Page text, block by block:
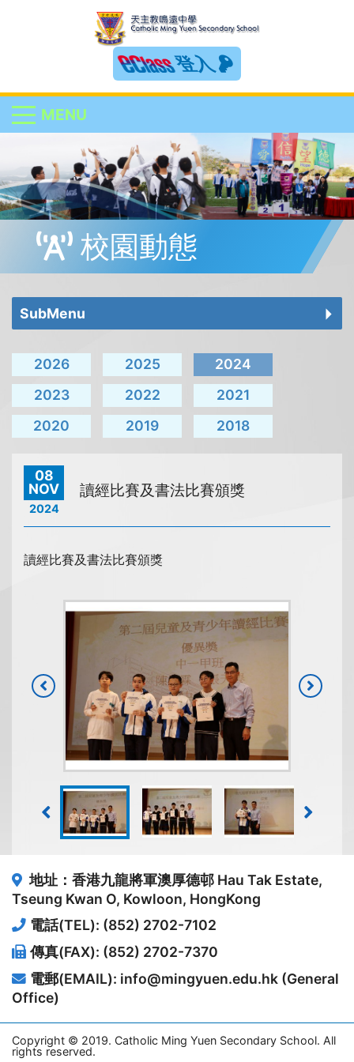
登入
MENU
校園動態
SubMenu
2026 2025
2024
2023
2022
2021
2020
2019 2018
08
NOV
2024
讀經比賽及書法比賽頒獎
讀經比賽及書法比賽頒獎
地址：香港九龍將軍澳厚德邨 Hau Tak Estate,
Tseung Kwan O, Kowloon, HongKong
電話(TEL): (852) 2702-7102
傳真(FAX): (852) 2702-7370
電郵(EMAIL): info@mingyuen.edu.hk (General
Office)
Copyright © 2019. Catholic Ming Yuen Secondary School. All
rights reserved.